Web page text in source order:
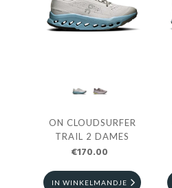
ON CLOUDSURFER
TRAIL 2 DAMES
€170.00
IN WINKELMANDJE